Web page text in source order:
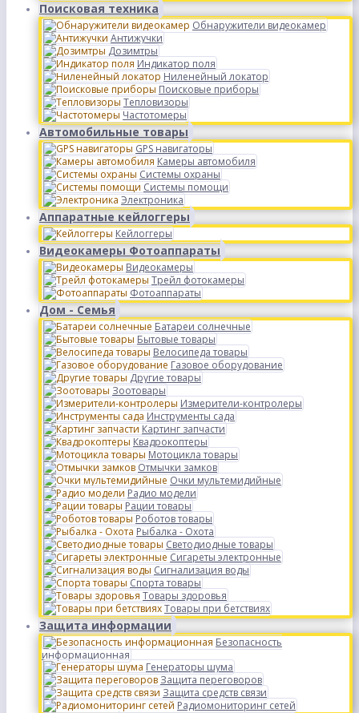
Поисковая техника
Обнаружители видеокамер
Антижучки
Дозимтры
Индикатор поля
Ниленейный локатор
Поисковые приборы
Тепловизоры
Частотомеры
Автомобильные товары
GPS навигаторы
Камеры автомобиля
Системы охраны
Системы помощи
Электроника
Аппаратные кейлоггеры
Кейлоггеры
Видеокамеры Фотоаппараты
Видеокамеры
Трейл фотокамеры
Фотоаппараты
Дом - Семья
Батареи солнечные
Бытовые товары
Велосипеда товары
Газовое оборудование
Другие товары
Зоотовары
Измерители-контролеры
Инструменты сада
Картинг запчасти
Квадрокоптеры
Мотоцикла товары
Отмычки замков
Очки мультемидийные
Радио модели
Рации товары
Роботов товары
Рыбалка - Охота
Светодиодные товары
Сигареты электронные
Сигнализация воды
Спорта товары
Товары здоровья
Товары при бетствиях
Защита информации
Безопасность
информационная
Генераторы шума
Защита переговоров
Защита средств связи
Радиомониторинг сетей